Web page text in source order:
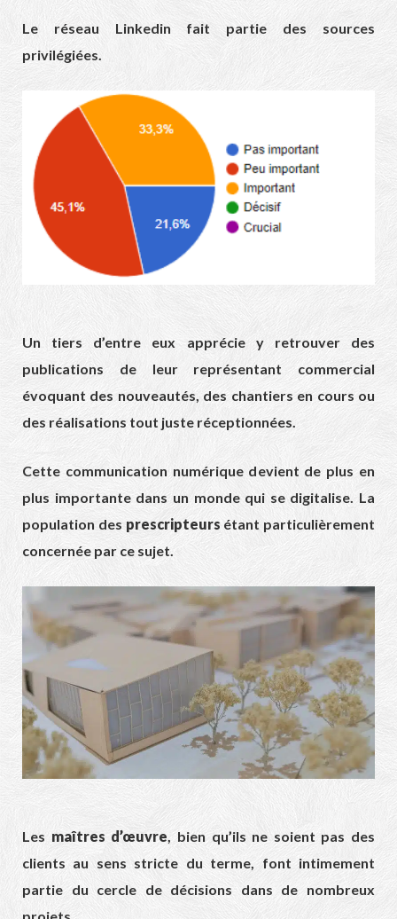
Le réseau Linkedin fait partie des sources
privilégiées.
Un tiers d’entre eux apprécie y retrouver des
publications de leur représentant commercial
évoquant des nouveautés, des chantiers en cours ou
des réalisations tout juste réceptionnées.
Cette communication numérique devient de plus en
plus importante dans un monde qui se digitalise. La
population des prescripteurs étant particulièrement
concernée par ce sujet.
Les maîtres d’œuvre, bien qu’ils ne soient pas des
clients au sens stricte du terme, font intimement
partie du cercle de décisions dans de nombreux